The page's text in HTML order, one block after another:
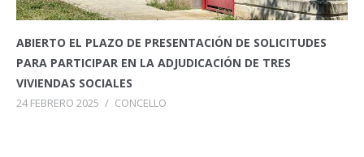
ABIERTO EL PLAZO DE PRESENTACIÓN DE SOLICITUDES
PARA PARTICIPAR EN LA ADJUDICACIÓN DE TRES
VIVIENDAS SOCIALES
24 FEBRERO 2025 / CONCELLO